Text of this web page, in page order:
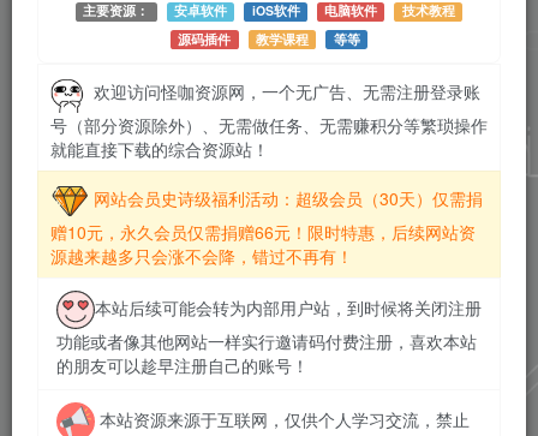
主要资源： 安卓软件 iOS软件 电脑软件
技术教程
源码插件
教学课程 等等
欢迎访问怪咖资源网，一个无广告、无需注册登录账
号（部分资源除外）、无需做任务、无需赚积分等繁琐操作
就能直接下载的综合资源站！
网站会员史诗级福利活动：超级会员（30天）仅需捐
赠10元，永久会员仅需捐赠66元！限时特惠，后续网站资
源越来越多只会涨不会降，错过不再有！
本站后续可能会转为内部用户站，到时候将关闭注册
功能或者像其他网站一样实行邀请码付费注册，喜欢本站
的朋友可以趁早注册自己的账号！
本站资源来源于互联网，仅供个人学习交流，禁止